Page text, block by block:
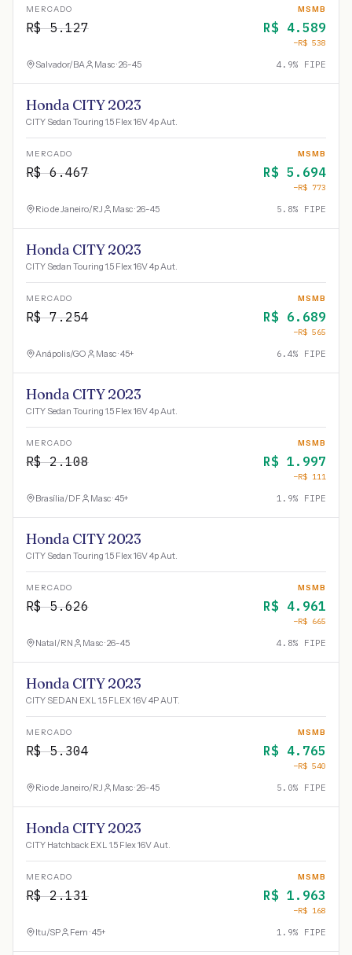
MERCADO
R$5.127
MSMB
R$ 4.589
−R$ 538
Salvador/BA Masc · 26-45 4.9% FIPE
Honda CITY 2023
CITY Sedan Touring 1.5 Flex 16V 4p Aut.
MERCADO
R$6.467
MSMB
R$ 5.694
−R$ 773
Rio de Janeiro/RJ Masc · 26-45 5.8% FIPE
Honda CITY 2023
CITY Sedan Touring 1.5 Flex 16V 4p Aut.
MERCADO
R$7.254
MSMB
R$ 6.689
−R$ 565
Anápolis/GO Masc · 45+ 6.4% FIPE
Honda CITY 2023
CITY Sedan Touring 1.5 Flex 16V 4p Aut.
MERCADO
R$2.108
MSMB
R$ 1.997
−R$ 111
Brasília/DF Masc · 45+ 1.9% FIPE
Honda CITY 2023
CITY Sedan Touring 1.5 Flex 16V 4p Aut.
MERCADO
R$5.626
MSMB
R$ 4.961
−R$ 665
Natal/RN Masc · 26-45 4.8% FIPE
Honda CITY 2023
CITY SEDAN EXL 1.5 FLEX 16V 4P AUT.
MERCADO
R$5.304
MSMB
R$ 4.765
−R$ 540
Rio de Janeiro/RJ Masc · 26-45 5.0% FIPE
Honda CITY 2023
CITY Hatchback EXL 1.5 Flex 16V Aut.
MERCADO
R$2.131
MSMB
R$ 1.963
−R$ 168
Itu/SP Fem · 45+ 1.9% FIPE